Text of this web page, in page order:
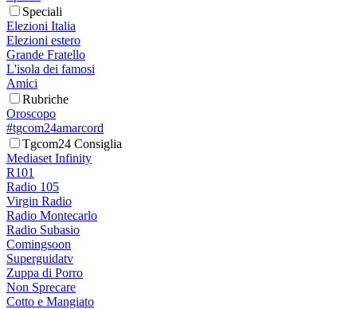
Speciali
Elezioni Italia
Elezioni estero
Grande Fratello
L'isola dei famosi
Amici
Rubriche
Oroscopo
#tgcom24amarcord
Tgcom24 Consiglia
Mediaset Infinity
R101
Radio 105
Virgin Radio
Radio Montecarlo
Radio Subasio
Comingsoon
Superguidatv
Zuppa di Porro
Non Sprecare
Cotto e Mangiato